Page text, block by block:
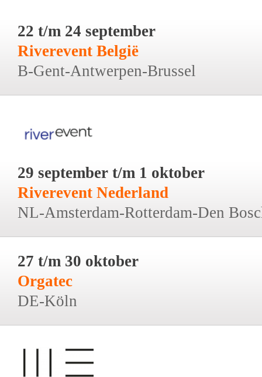
22 t/m 24 september
Riverevent België
B-Gent-Antwerpen-Brussel
29 september t/m 1 oktober
Riverevent Nederland
NL-Amsterdam-Rotterdam-Den
27 t/m 30 oktober
Orgatec
DE-Köln